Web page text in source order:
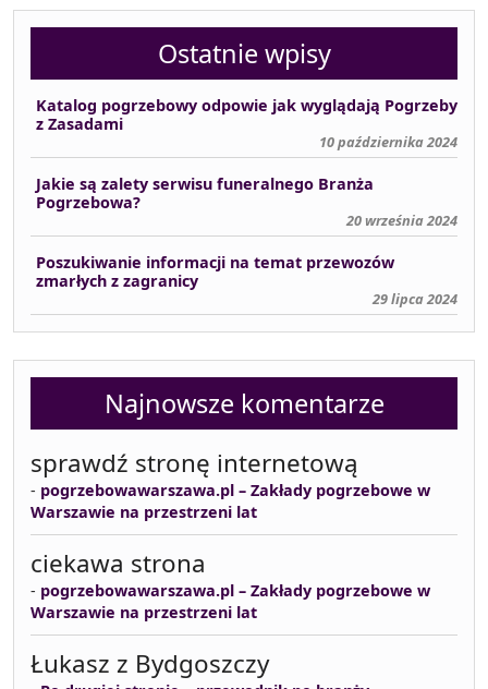
Ostatnie wpisy
Katalog pogrzebowy odpowie jak wyglądają Pogrzeby
z Zasadami
10 października 2024
Jakie są zalety serwisu funeralnego Branża
Pogrzebowa?
20 września 2024
Poszukiwanie informacji na temat przewozów
zmarłych z zagranicy
29 lipca 2024
Najnowsze komentarze
sprawdź stronę internetową
- pogrzebowawarszawa.pl – Zakłady pogrzebowe w
Warszawie na przestrzeni lat
ciekawa strona
- pogrzebowawarszawa.pl – Zakłady pogrzebowe w
Warszawie na przestrzeni lat
Łukasz z Bydgoszczy